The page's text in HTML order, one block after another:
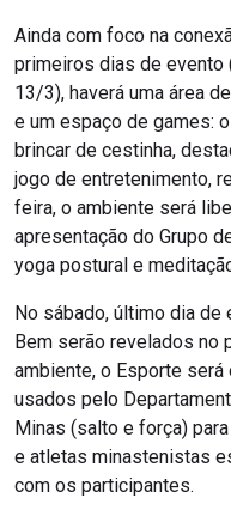
Ainda com foco na
primeiros dias de evento
13/3), haverá uma área
e um espaço de games:
brincar de cestinha,
jogo de entretenimento,
feira, o ambiente será
apresentação do Grupo
yoga postural e
No sábado, último dia de
Bem serão revelados no
ambiente, o Esporte
usados pelo
Minas (salto e força)
e atletas minastenistas
com os participantes.